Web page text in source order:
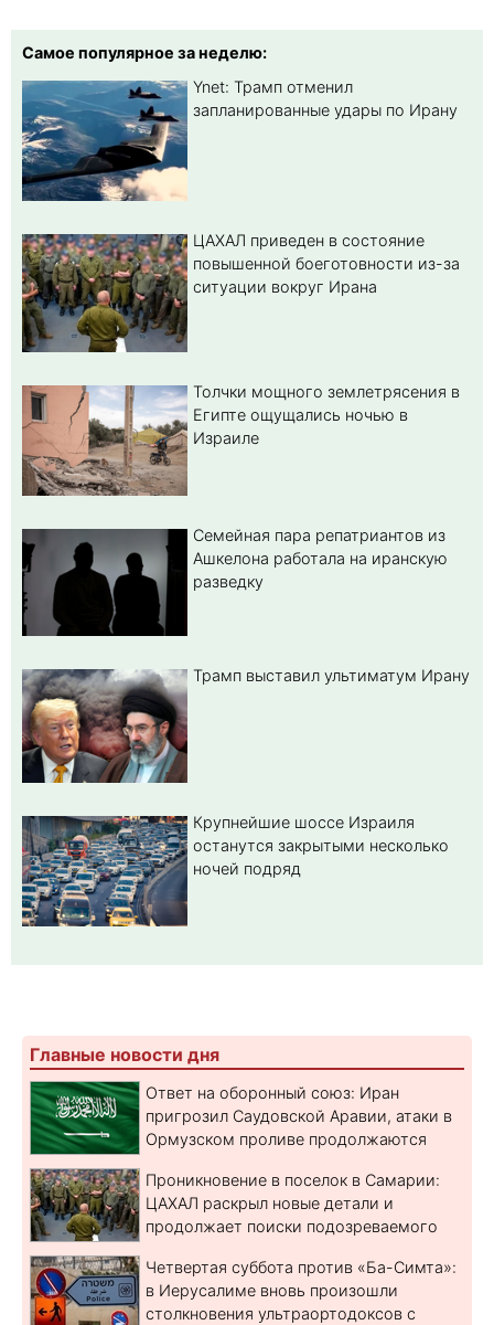
Самое популярное за неделю:
Ynet: Трамп отменил
запланированные удары по Ирану
ЦАХАЛ приведен в состояние
повышенной боеготовности из-за
ситуации вокруг Ирана
Толчки мощного землетрясения в
Египте ощущались ночью в
Израиле
Семейная пара репатриантов из
Ашкелона работала на иранскую
разведку
Трамп выставил ультиматум Ирану
Крупнейшие шоссе Израиля
останутся закрытыми несколько
ночей подряд
Главные новости дня
Ответ на оборонный союз: Иран
пригрозил Саудовской Аравии, атаки в
Ормузском проливе продолжаются
Проникновение в поселок в Самарии:
ЦАХАЛ раскрыл новые детали и
продолжает поиски подозреваемого
Четвертая суббота против «Ба-Симта»:
в Иерусалиме вновь произошли
столкновения ультраортодоксов с